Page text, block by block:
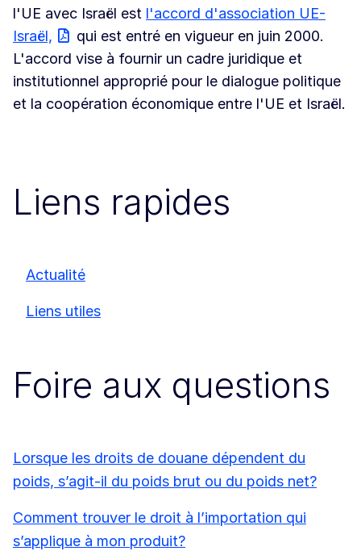
l'UE avec Israël est l'accord d'association UE-
Israël,
qui est entré en vigueur en juin 2000.
L'accord vise à fournir un cadre juridique et
institutionnel approprié pour le dialogue politique
et la coopération économique entre l'UE et Israël.
Liens rapides
Actualité
Liens utiles
Foire aux questions
Lorsque les droits de douane dépendent du
poids, s’agit-il du poids brut ou du poids net?
Comment trouver le droit à l’importation qui
s’applique à mon produit?